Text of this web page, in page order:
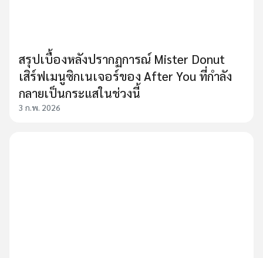
สรุปเบื้องหลังปรากฏการณ์ Mister Donut
เสิร์ฟเมนูซิกเนเจอร์ของ After You ที่กำลัง
กลายเป็นกระแสในช่วงนี้
3 ก.พ. 2026